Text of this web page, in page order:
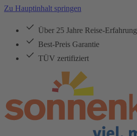
Zu Hauptinhalt springen
Über 25 Jahre Reise-Erfahrung
Best-Preis Garantie
TÜV zertifiziert